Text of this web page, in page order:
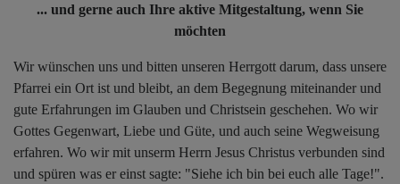
... und gerne auch Ihre aktive Mitgestaltung, wenn Sie
möchten
Wir wünschen uns und bitten unseren Herrgott darum, dass unsere
Pfarrei ein Ort ist und bleibt, an dem Begegnung miteinander und
gute Erfahrungen im Glauben und Christsein geschehen. Wo wir
Gottes Gegenwart, Liebe und Güte, und auch seine Wegweisung
erfahren. Wo wir mit unserm Herrn Jesus Christus verbunden sind
und spüren was er einst sagte: "Siehe ich bin bei euch alle Tage!".